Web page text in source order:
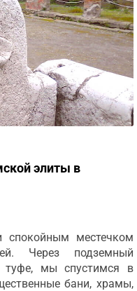
элиты в
спокойным местечком
Через подземный
туфе, мы спустимся в
бани, храмы,